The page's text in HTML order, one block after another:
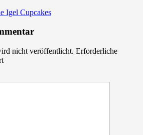
Igel Cupcakes
nicht veröffentlicht. Erforderliche